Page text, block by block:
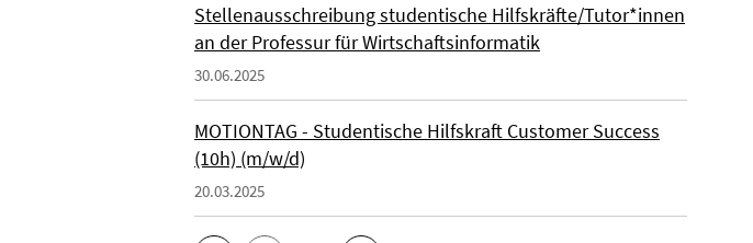
Stellenausschreibung studentische Hilfskräfte/Tutor*innen
an der Professur für Wirtschaftsinformatik
30.06.2025
MOTIONTAG - Studentische Hilfskraft Customer Success
(10h) (m/w/d)
20.03.2025